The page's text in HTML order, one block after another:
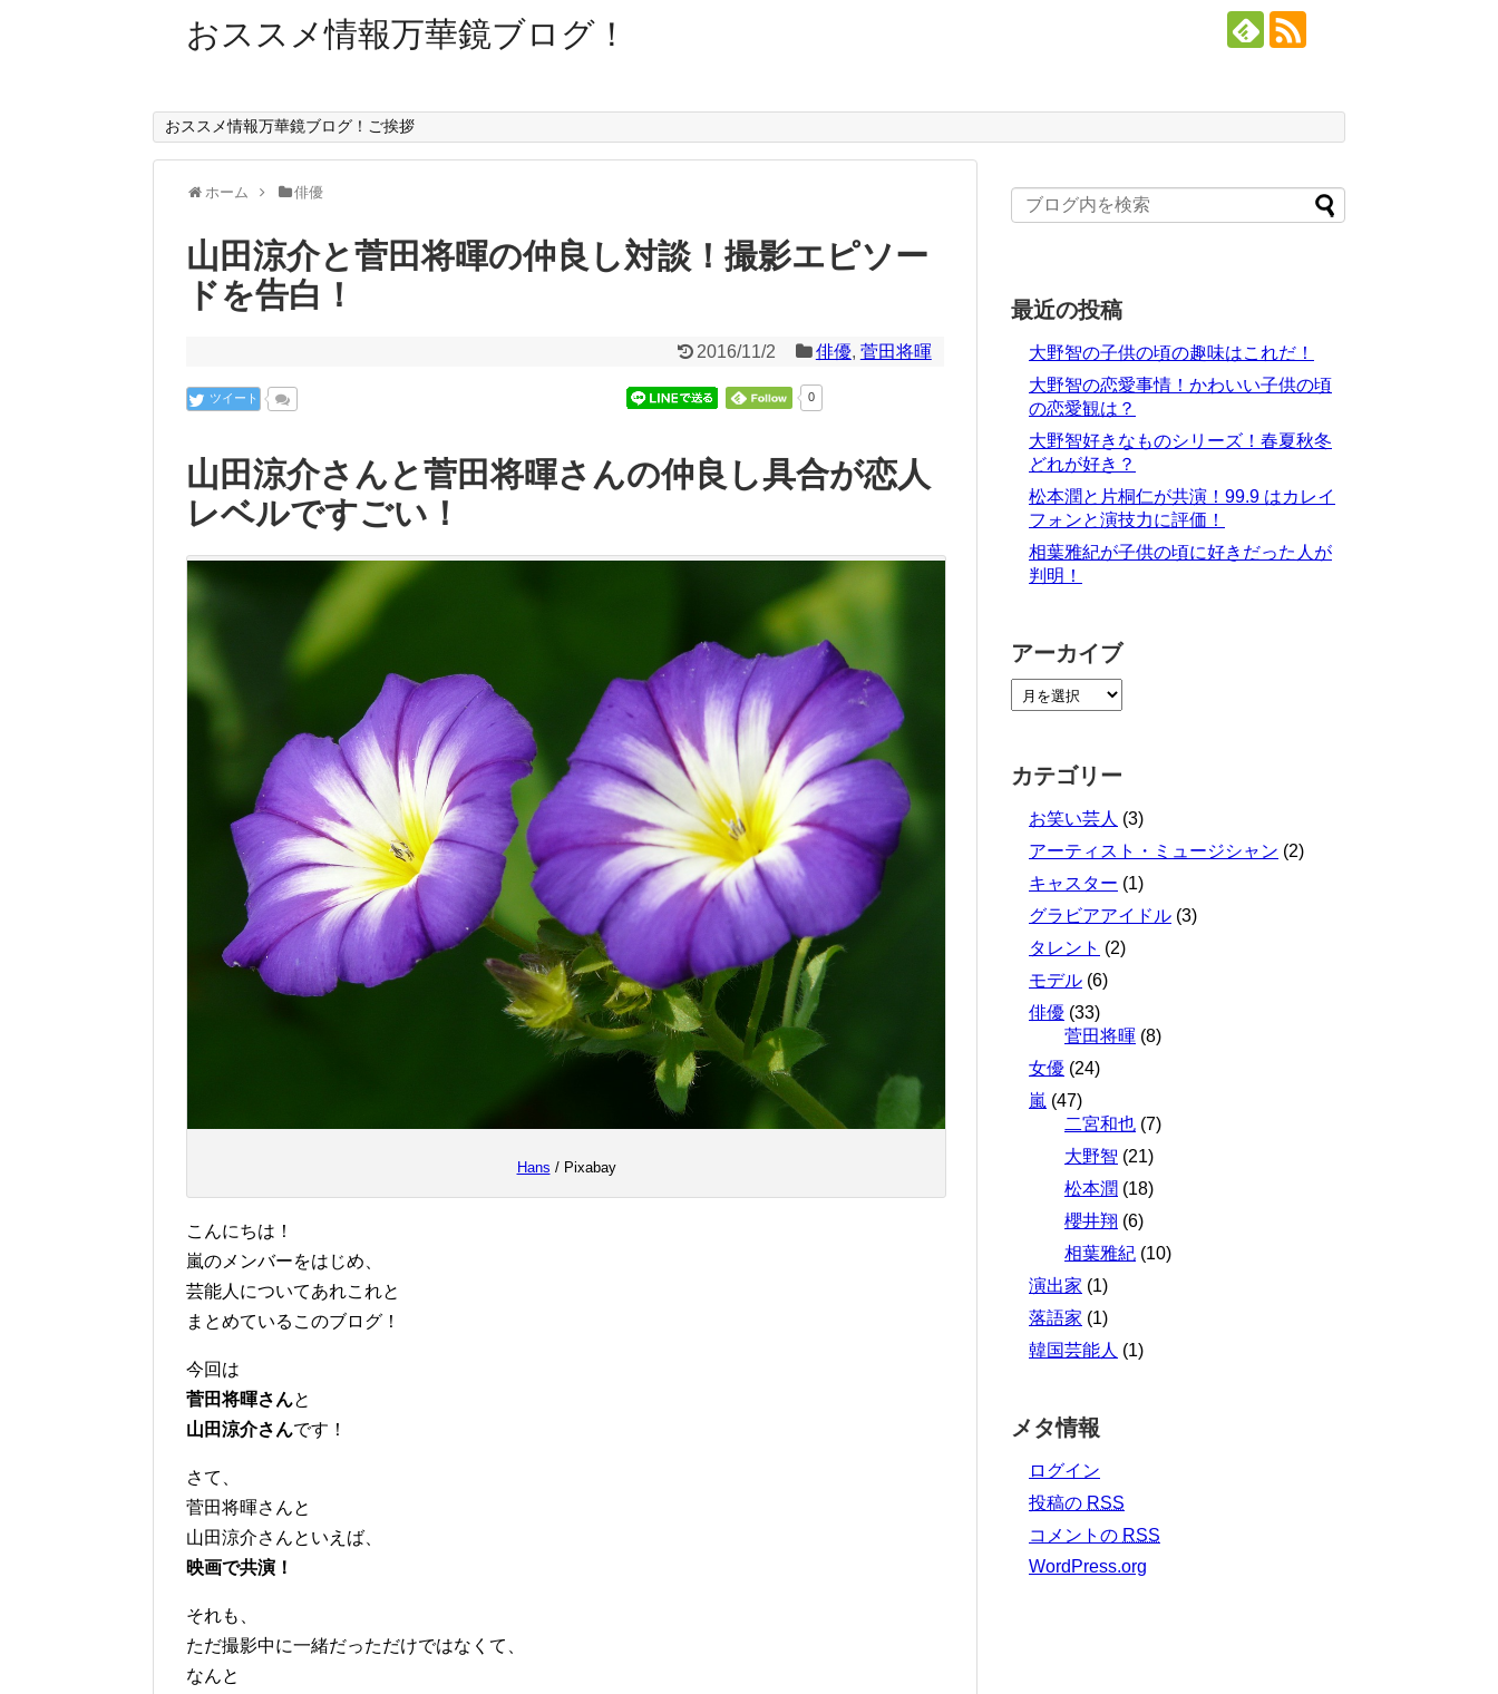
おススメ情報万華鏡ブログ！
おススメ情報万華鏡ブログ！ご挨拶
ホーム 俳優
山田涼介と菅田将暉の仲良し対談！撮影エピソー
ドを告白！
2016/11/2 俳優, 菅田将暉
ツイート 0
山田涼介さんと菅田将暉さんの仲良し具合が恋人
レベルですごい！
Hans / Pixabay
こんにちは！
嵐のメンバーをはじめ、
芸能人についてあれこれと
まとめているこのブログ！
今回は
菅田将暉さんと
山田涼介さんです！
さて、
菅田将暉さんと
山田涼介さんといえば、
映画で共演！
それも、
ただ撮影中に一緒だっただけではなくて、
なんと
最近の投稿
大野智の子供の頃の趣味はこれだ！
大野智の恋愛事情！かわいい子供の頃
の恋愛観は？
大野智好きなものシリーズ！春夏秋冬
どれが好き？
松本潤と片桐仁が共演！99.9 はカレイ
フォンと演技力に評価！
相葉雅紀が子供の頃に好きだった人が
判明！
アーカイブ
カテゴリー
お笑い芸人 (3)
アーティスト・ミュージシャン (2)
キャスター (1)
グラビアアイドル (3)
タレント (2)
モデル (6)
俳優 (33)
菅田将暉 (8)
女優 (24)
嵐 (47)
二宮和也 (7)
大野智 (21)
松本潤 (18)
櫻井翔 (6)
相葉雅紀 (10)
演出家 (1)
落語家 (1)
韓国芸能人 (1)
メタ情報
ログイン
投稿の RSS
コメントの RSS
WordPress.org